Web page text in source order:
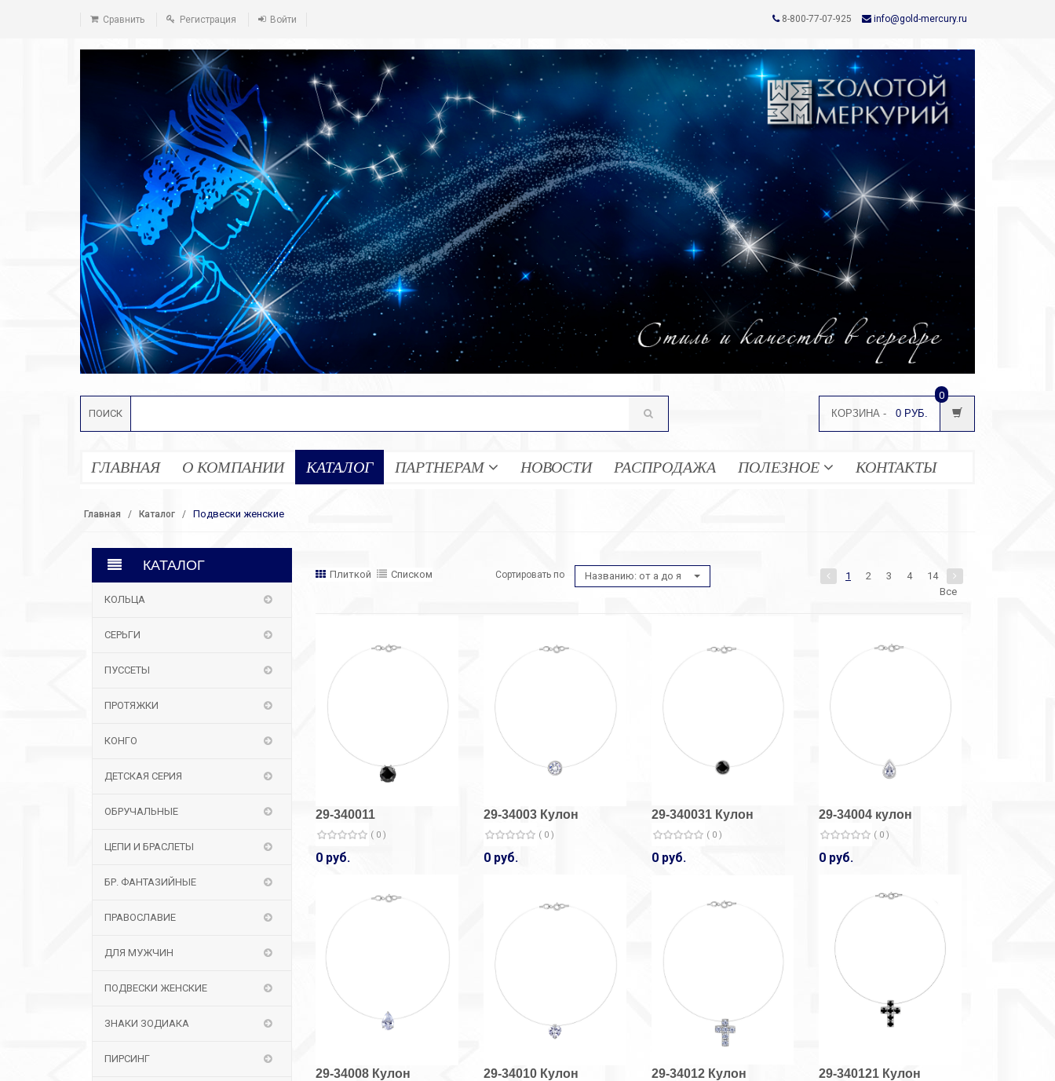
Сравнить Регистрация Войти 8-800-77-07-925 info@gold-mercury.ru
ПОИСК КОРЗИНА - 0 РУБ.
0
ГЛАВНАЯ О КОМПАНИИ КАТАЛОГ ПАРТНЕРАМ НОВОСТИ РАСПРОДАЖА ПОЛЕЗНОЕ КОНТАКТЫ
Главная Каталог Подвески женские
КАТАЛОГ
КОЛЬЦА
СЕРЬГИ
ПУССЕТЫ
ПРОТЯЖКИ
КОНГО
ДЕТСКАЯ СЕРИЯ
ОБРУЧАЛЬНЫЕ
ЦЕПИ И БРАСЛЕТЫ
БР. ФАНТАЗИЙНЫЕ
ПРАВОСЛАВИЕ
ДЛЯ МУЖЧИН
ПОДВЕСКИ ЖЕНСКИЕ
ЗНАКИ ЗОДИАКА
ПИРСИНГ
Плиткой Списком Сортировать по Названию: от а до я 1 2 3 4
14
Все
29-340011
( 0 )
0 руб.
29-34003 Кулон
( 0 )
0 руб.
29-340031 Кулон
( 0 )
0 руб.
29-34004 кулон
( 0 )
0 руб.
29-34008 Кулон 29-34010 Кулон 29-34012 Кулон 29-340121 Кулон